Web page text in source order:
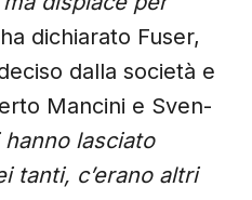
dichiarato Fuser,
dalla società e
Mancini e Sven-
hanno lasciato
tanti, c’erano altri